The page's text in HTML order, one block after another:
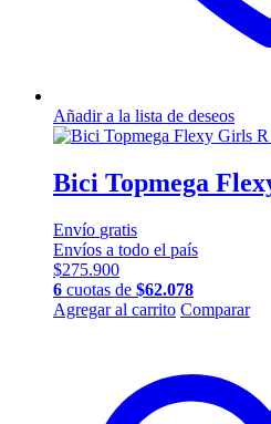
Añadir a la lista de deseos
Bici Topmega
Envío gratis
Envíos a todo el país
$275.900
6 cuotas de $62.078
Agregar al carrito Comparar